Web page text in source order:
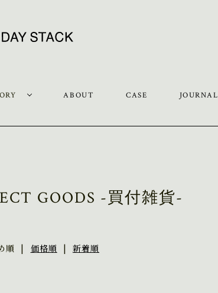
ABOUT CASE JOURNAL
GOODS -買付雑貨-
順 | 価格順 | 新着順